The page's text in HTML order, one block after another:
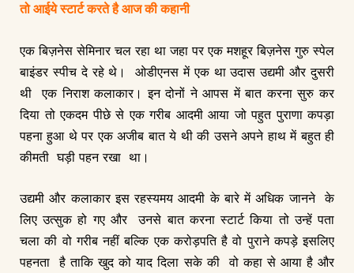
तो आईये स्टार्ट करते हैआज की कहानी
एक बिज़नेस सेमिनार चल रहा था जहा पर एक मशहूर बिज़नेस गुरु स्पेल
बाइंडर स्पीच दे रहे थे। ओडीएनस में एक था उदास उद्यमी और दुसरी
थी एक निराश कलाकार। इन दोनों ने आपस में बात करना सुरु कर
दिया तो एकदम पीछे से एक गरीब आदमी आया जो पहुत पुराणा कपड़ा
पहना हुआ थे पर एक अजीब बात ये थी की उसने अपने हाथ में बहुत ही
कीमती घड़ी पहन रखा था।
उद्यमी और कलाकार इस रहस्यमय आदमी के बारे में अधिक जानने के
लिए उत्सुक हो गए और उनसे बात करना स्टार्ट किया तो उन्हें पता
चला की वो गरीब नहीं बल्कि एक करोड़पति है वो पुराने कपड़े इसलिए
पहनता है ताकि खुद को याद दिला सके की वो कहा से आया है और